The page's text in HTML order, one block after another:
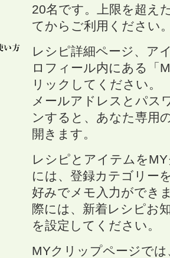
20名です。上限を超え
てからご利用ください
レシピ詳細ページ、ア
ロフィール内にある「
リックしてください。
メールアドレスとパス
ンすると、あなた専用
開きます。
レシピとアイテムを
には、登録カテゴリー
好みでメモ入力ができ
際には、新着レシピお
を設定してください。
MYクリップページで